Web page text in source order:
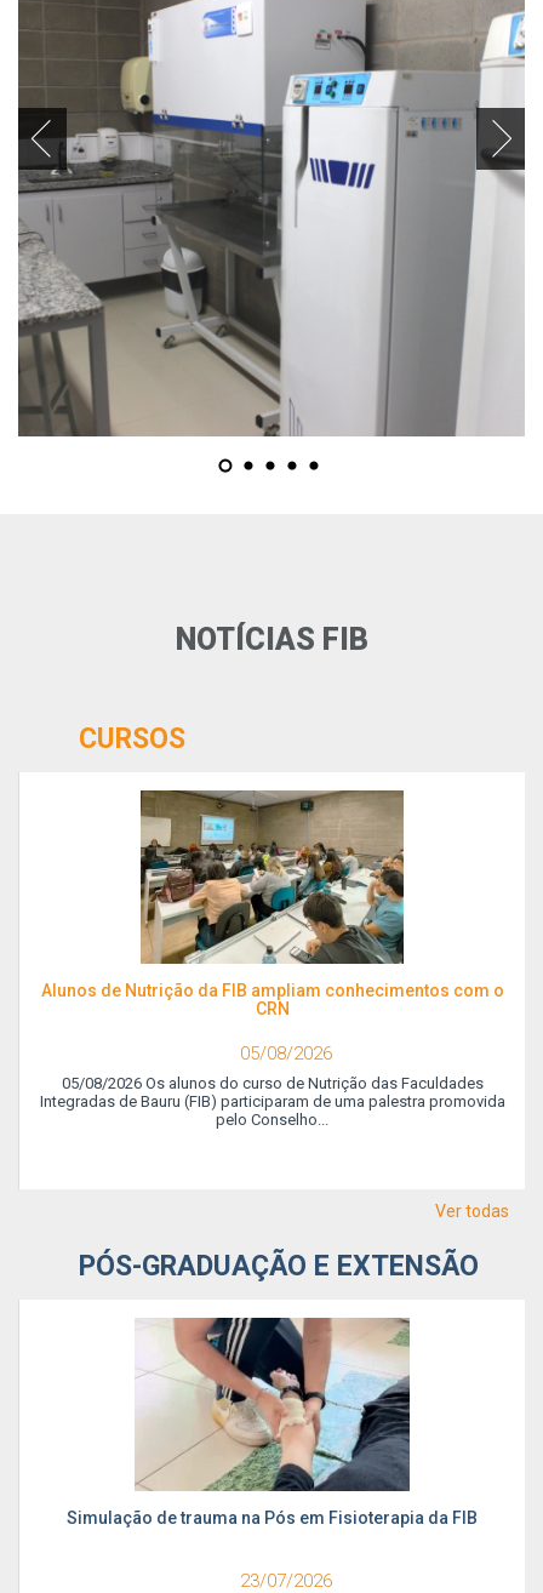
NOTÍCIAS FIB
CURSOS
Alunos de Nutrição da FIB ampliam conhecimentos com o
CRN
05/08/2026
05/08/2026 Os alunos do curso de Nutrição das Faculdades
Integradas de Bauru (FIB) participaram de uma palestra promovida
pelo Conselho...
Ver todas
PÓS-GRADUAÇÃO E EXTENSÃO
Simulação de trauma na Pós em Fisioterapia da FIB
23/07/2026